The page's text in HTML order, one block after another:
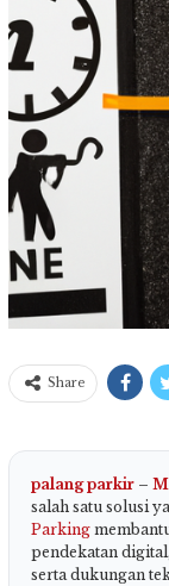
Share
palang parkir –
salah satu solusi
Parking
pendekatan
serta dukungan